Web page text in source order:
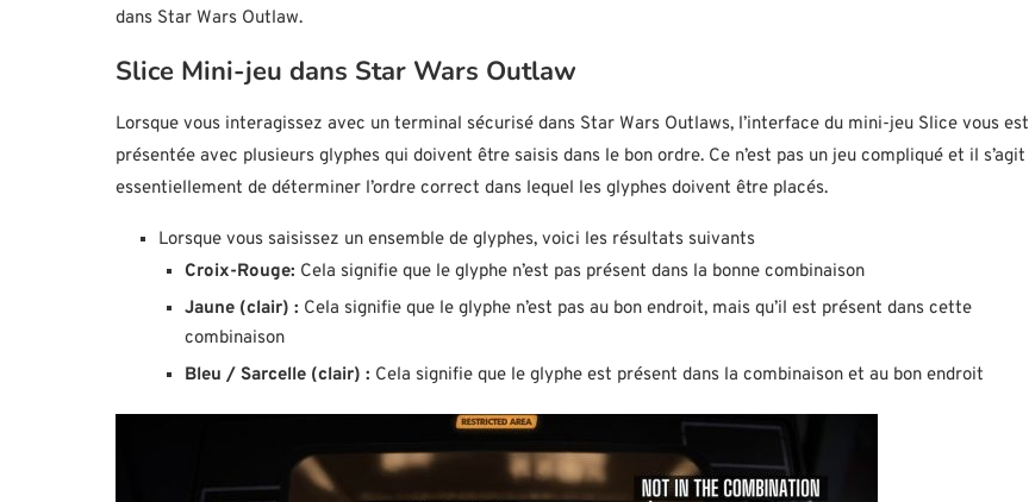
dans Star Wars Outlaw.
Slice Mini-jeu dans Star Wars Outlaw
Lorsque vous interagissez avec un terminal sécurisé dans Star Wars Outlaws, l’interface du mini-jeu Slice vous est
présentée avec plusieurs glyphes qui doivent être saisis dans le bon ordre. Ce n’est pas un jeu compliqué et il s’agit
essentiellement de déterminer l’ordre correct dans lequel les glyphes doivent être placés.
Lorsque vous saisissez un ensemble de glyphes, voici les résultats suivants
Croix-Rouge: Cela signifie que le glyphe n’est pas présent dans la bonne combinaison
Jaune (clair) : Cela signifie que le glyphe n’est pas au bon endroit, mais qu’il est présent dans cette
combinaison
Bleu / Sarcelle (clair) : Cela signifie que le glyphe est présent dans la combinaison et au bon endroit